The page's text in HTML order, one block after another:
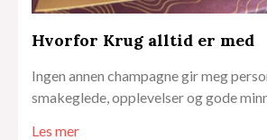
Hvorfor Krug alltid er med
Ingen annen champagne gir meg
smakeglede, opplevelser og gode
Les mer